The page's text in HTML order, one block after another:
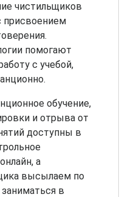
чистильщиков
присвоением
помогают
с учебой,
обучение,
и отрыва от
доступны в
а
высылаем по
в